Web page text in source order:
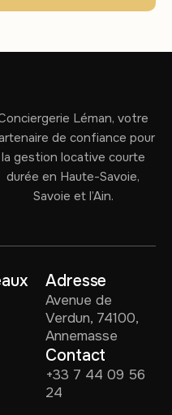
Léman, votre
de confiance pour
la gestion locative courte
durée en Haute-Savoie,
Savoie et l’Ain.
Adresse
Avenue de
Verdun, 74100,
Annemasse
Contact
+33 7 44 09 56
24